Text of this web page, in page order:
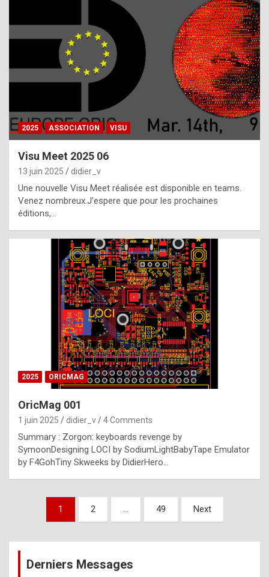
h
a
t
t
e
b
e
s
t
p
h
o
n
y
l
e
x
a
2025 ASSOCIATION VISU
Visu Meet 2025 06
13 juin 2025 didier_v
Une nouvelle Visu Meet réalisée est disponible en teams.
Venez nombreux.J’espere que pour les prochaines
éditions,…
2025 ORICMAG
OricMag 001
1 juin 2025 didier_v 4 Comments
Summary : Zorgon: keyboards revenge by
SymoonDesigning LOCI by SodiumLightBabyTape Emulator
by F4GohTiny Skweeks by DidierHero…
Pagination
publications
1 2 … 49 Next
Derniers Messages